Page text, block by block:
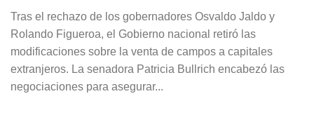
Tras el rechazo de los gobernadores Osvaldo Jaldo y
Rolando Figueroa, el Gobierno nacional retiró las
modificaciones sobre la venta de campos a capitales
extranjeros. La senadora Patricia Bullrich encabezó las
negociaciones para asegurar...